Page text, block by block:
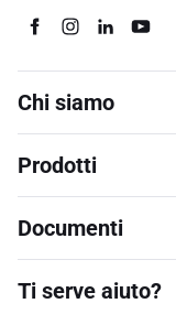
Chi siamo
Prodotti
Documenti
Ti serve aiuto?